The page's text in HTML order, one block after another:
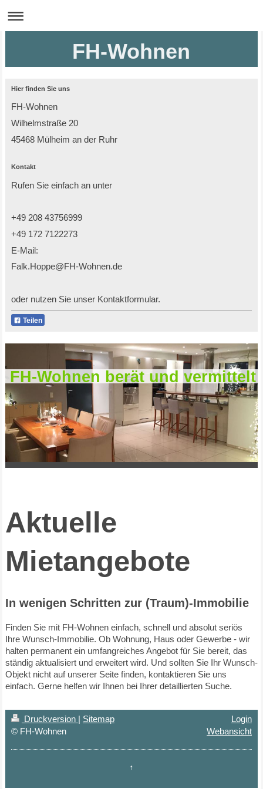
FH-Wohnen
Hier finden Sie uns
FH-Wohnen
Wilhelmstraße 20
45468 Mülheim an der Ruhr
Kontakt
Rufen Sie einfach an unter
+49 208 43756999
+49 172 7122273
E-Mail:
Falk.Hoppe@FH-Wohnen.de
oder nutzen Sie unser Kontaktformular.
Teilen
FH-Wohnen berät und vermittelt
Aktuelle
Mietangebote
In wenigen Schritten zur (Traum)-Immobilie
Finden Sie mit FH-Wohneneinfach, schnell und absolut seriös
Ihre Wunsch-Immobilie. Ob Wohnung, Haus oder Gewerbe - wir
halten permanent ein umfangreiches Angebot für Sie bereit, das
ständig aktualisiert und erweitert wird. Und sollten Sie Ihr Wunsch-
Objekt nicht auf unserer Seite finden, kontaktieren Sie uns
einfach. Gerne helfen wir Ihnen bei Ihrer detaillierten Suche.
Druckversion | Sitemap
© FH-Wohnen
Login
Webansicht
↑